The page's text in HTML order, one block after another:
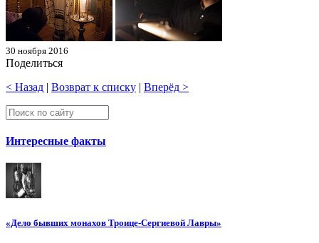
30 ноября 2016
Поделиться
< Назад | Возврат к списку | Вперёд >
Интересные факты
«Дело бывших монахов Троице-Сергиевой Лавры»